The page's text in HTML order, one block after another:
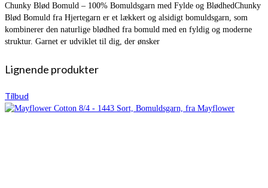
Chunky Blød Bomuld – 100% Bomuldsgarn med Fylde og BlødhedChunky
Blød Bomuld fra Hjertegarn er et lækkert og alsidigt bomuldsgarn, som
kombinerer den naturlige blødhed fra bomuld med en fyldig og moderne
struktur. Garnet er udviklet til dig, der ønsker
Lignende produkter
Tilbud